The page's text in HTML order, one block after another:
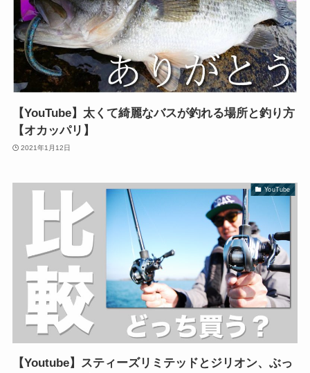
【YouTube】太くて綺麗なバスが釣れる場所と釣り方
【オカッパリ】
2021年1月12日
YouTube
【Youtube】スティーズリミテッドとジリオン、ぶっ